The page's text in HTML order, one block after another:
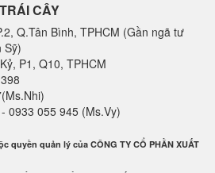
CÂY
Q.Tân Bình, TPHCM (Gần ngã tư
Sỹ)
P1, Q10, TPHCM
0933 055 945 (Ms.Vy)
quyền quản lý của CÔNG TY CỔ PHẦN XUẤT